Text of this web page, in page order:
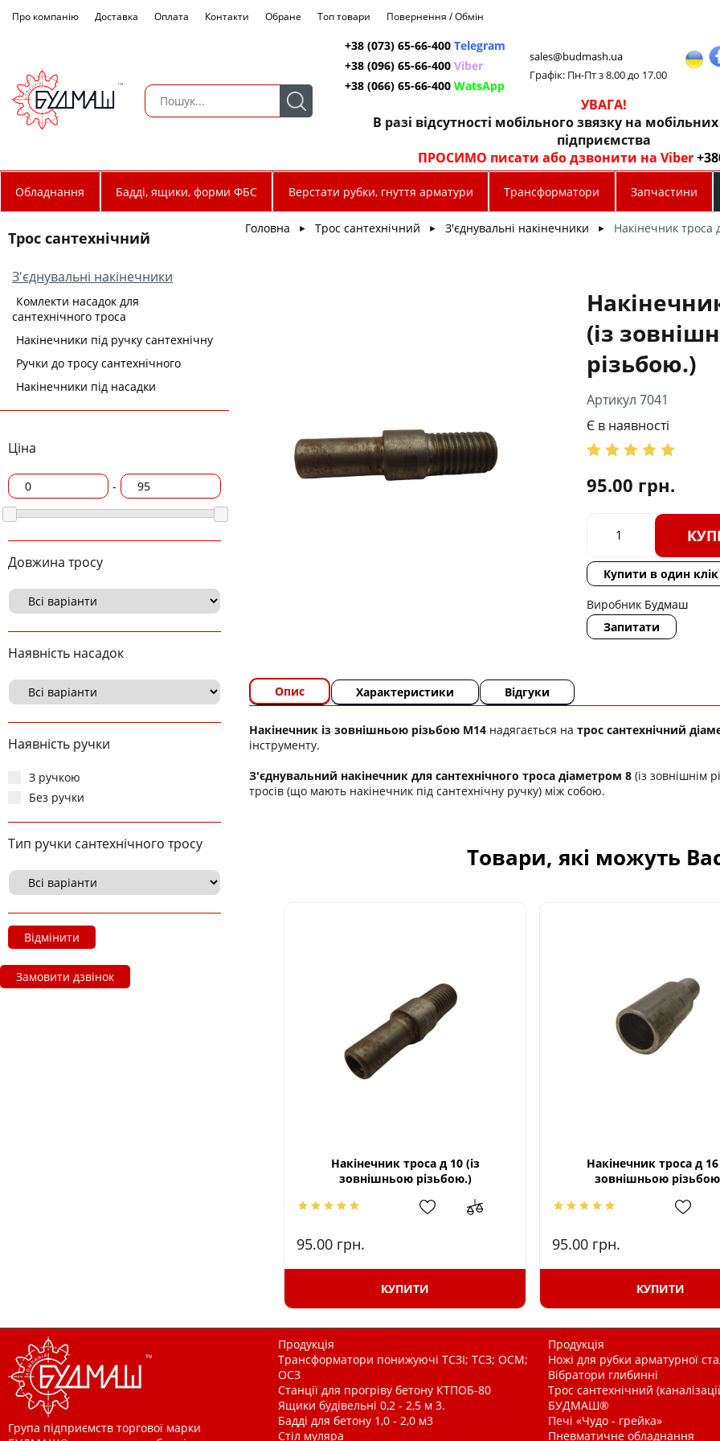
Про компанію Доставка Оплата Контакти Обране Топ товари Повернення / Обмін
+38 (073) 65-66-400 Telegram
+38 (096) 65-66-400 Viber
+38 (066) 65-66-400 WatsApp
sales@budmash.ua
Графік: Пн-Пт з 8.00 до 17.00
УВАГА!
В разі відсутності мобільного звязку на
підприємства
ПРОСИМО писати або дзвонити на Viber
Обладнання Бадді, ящики, форми ФБС Верстати рубки, гнуття арматури Трансформатори Запчастини
Трос сантехнічний
З'єднувальні накінечники
Комлекти насадок для
сантехнічного троса
Накінечники під ручку сантехнічну
Ручки до тросу сантехнічного
Накінечники під насадки
Ціна
-
Довжина тросу
Наявність насадок
Наявність ручки
З ручкою
Без ручки
Тип ручки сантехнічного тросу
Відмінити
Замовити дзвінок
Головна ► Трос сантехнічний ► З'єднувальні накінечники ► Накінечник троса
(із
різьбою.)
Артикул 7041
Є в наявності
95.00 грн.
Купити в один клік
Виробник Будмаш
Запитати
Опис Характеристики Відгуки
Накінечник із зовнішньою різьбою М14 надягається на трос сантехнічний
інструменту.
З'єднувальний накінечник для сантехнічного троса діаметром 8 (із зовнішнім
тросів (що мають накінечник під сантехнічну ручку) між собою.
Товари, які можуть
Накінечник троса д 10 (із
зовнішньою різьбою.)
95.00 грн.
КУПИТИ
Накінечник троса д 16
зовнішньою
95.00 грн.
КУПИТИ
Група підприємств торгової марки
Продукція
Трансформатори понижуючі ТСЗІ; ТСЗ; ОСМ;
ОСЗ
Станції для прогріву бетону КТПОБ-80
Ящики будівельні 0,2 - 2,5 м 3.
Бадді для бетону 1,0 - 2,0 м3
Стіл муляра
Продукція
Ножі для рубки арматурної
Вібратори глибинні
Трос сантехнічний
БУДМАШ®
Печі «Чудо - грейка»
Пневматичне обладнання